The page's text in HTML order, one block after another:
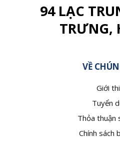
94 LẠC
TRƯNG,
VỀ
Giới
Tuyển
Thỏa thuận
Chính sách